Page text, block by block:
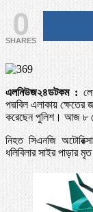
0
SHARES
এলনিউজ২৪ডটকম :
পদ্মবিল এলাকায় ক্ষেতের
করেছেন পুলিশ। আজ ৮
নিহত সিএনজি
ধলিবিলার সাইর পাড়ার